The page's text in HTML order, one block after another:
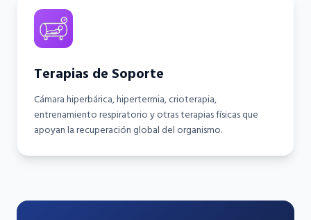
Terapias de Soporte
Cámara hiperbárica, hipertermia, crioterapia,
entrenamiento respiratorio y otras terapias físicas que
apoyan la recuperación global del organismo.